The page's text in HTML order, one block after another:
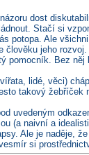
dost
Stačí si
potopa. Ale
člověku jeho
pomocník. Bez
lidé, věci)
takový
uvedeným
(a naivní a
Ale je naděje,
si